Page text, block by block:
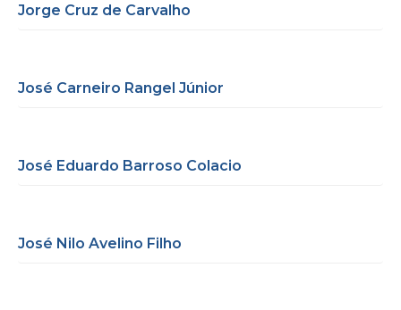
Jorge Cruz de Carvalho
José Carneiro Rangel Júnior
José Eduardo Barroso Colacio
José Nilo Avelino Filho